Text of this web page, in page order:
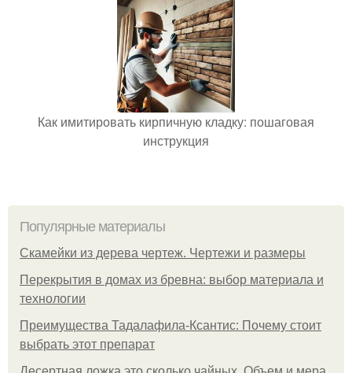
Как имитировать кирпичную кладку: пошаговая
инструкция
Популярные материалы
Скамейки из дерева чертеж. Чертежи и размеры
Перекрытия в домах из бревна: выбор материала и
технологии
Преимущества Тадалафила-Ксантис: Почему стоит
выбрать этот препарат